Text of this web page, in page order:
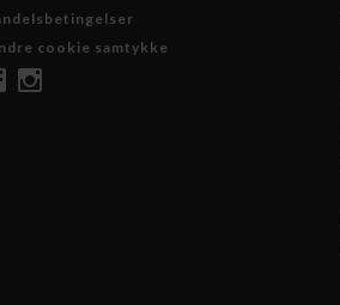
cookie samtykke